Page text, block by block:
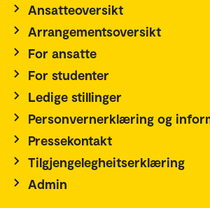
Ansatteoversikt
Arrangementsoversikt
For ansatte
For studenter
Ledige stillinger
Personvernerklæring og
Pressekontakt
Tilgjengelegheitserklæring
Admin